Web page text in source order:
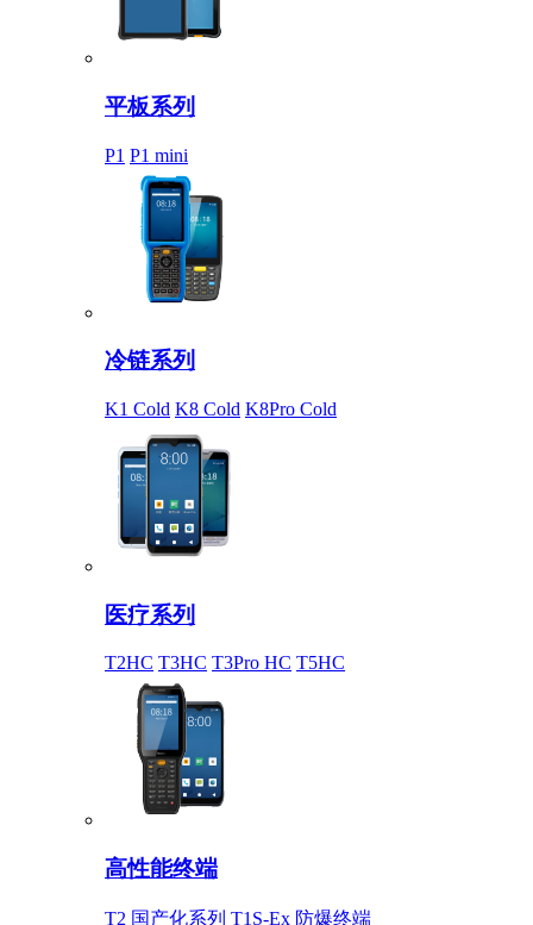
平板系列
P1 P1 mini
冷链系列
K1 Cold K8 Cold K8Pro Cold
医疗系列
T2HC T3HC T3Pro HC T5HC
高性能终端
T2 国产化系列 T1S-Ex 防爆终端